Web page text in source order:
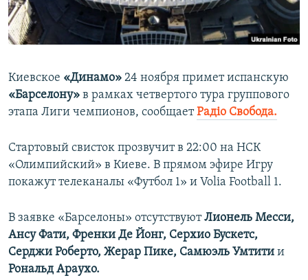
ПОБЕДИТЕЛЕЙ НЕ СУДЯТ?
КРЫМ.НЕПОКОРЕННЫЙ
ПРИСОЕДИНЯЙТЕСЬ!
Все сайты RFE/RL
Киевское «Динамо» 24 ноября примет испанскую
«Барселону» в рамках четвертого тура группового
этапа Лиги чемпионов, сообщаетРадіо Свобода.
Стартовый свисток прозвучит в 22:00 на НСК
«Олимпийский» в Киеве. В прямом эфире Игру
покажут телеканалы «Футбол 1» и Volia Football 1.
В заявке «Барселоны» отсутствуютЛионель Месси,
Ансу Фати, Френки Де Йонг, Серхио Бускетс,
Серджи Роберто, Жерар Пике, Самюэль Умтити и
Рональд Араухо.